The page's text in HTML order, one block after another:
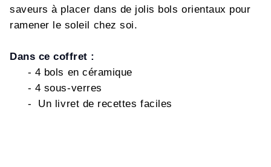
saveurs à placer dans de jolis bols orientaux pour
ramener le soleil chez soi.
Dans ce coffret :
- 4 bols en céramique
- 4 sous-verres
- Un livret de recettes faciles